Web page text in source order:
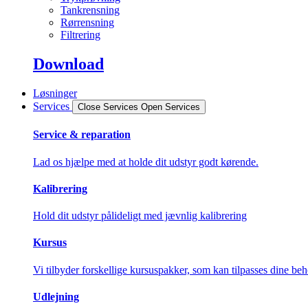
Tankrensning
Rørrensning
Filtrering
Download
Løsninger
Services
Close Services Open Services
Service & reparation
Lad os hjælpe med at holde dit udstyr godt kørende.
Kalibrering
Hold dit udstyr pålideligt med jævnlig kalibrering
Kursus
Vi tilbyder forskellige kursuspakker, som kan tilpasses dine
Udlejning